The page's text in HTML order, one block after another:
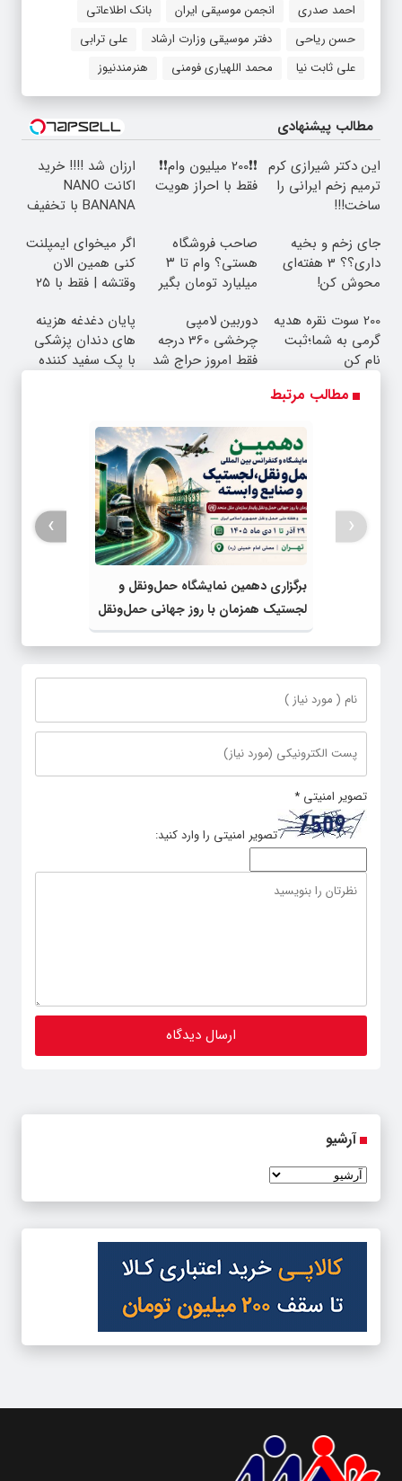
احمد صدری انجمن موسیقی ایران
بانک اطلاعاتی
حسن ریاحی
دفتر موسیقی وزارت ارشاد
علی ترابی
علی ثابت نیا
محمد اللهیاری فومنی هنرمندنیوز
مطالب پیشنهادی
این دکتر شیرازی کرم
ترمیم زخم ایرانی را
ساخت!!!
❗❗200 میلیون وام❗❗
فقط با احراز هویت
ارزان شد !!!! خرید
اکانت NANO
BANANA با تخفیف
جای زخم و بخیه
داری؟؟ 3 هفته‌ای
محوش کن!
صاحب فروشگاه
هستی؟ وام تا ۳
میلیارد تومان بگیر
اگر میخوای ایمپلنت
کنی همین الان
وقتشه | فقط با ۲۵
200 سوت نقره هدیه
گرمی به شما؛ثبت
نام کن
دوربین لامپی
چرخشی 360 درجه
فقط امروز حراج شد
پایان دغدغه هزینه
های دندان پزشکی
با پک سفید کننده
مطالب مرتبط
برگزاری دهمین نمایشگاه حمل‌ونقل و
لجستیک همزمان با روز جهانی حمل‌ونقل
پایدار سازمان ملل متحد
‹
›
تصویر امنیتی *
تصویر امنیتی را وارد کنید:
آرشیو